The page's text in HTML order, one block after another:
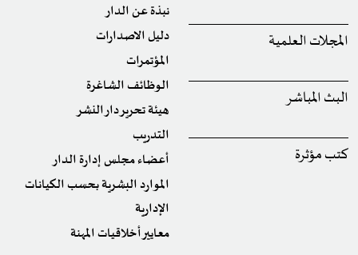
المجلات العلمية
البث المباشر
كتب مؤثرة
نبذة عن الدار
دليل الاصدارات
المؤتمرات
الوظائف الشاغرة
هيئة تحرير دار النشر
التدريب
أعضاء مجلس إدارة الدار
الموارد البشرية بحسب الكيانات
الإدارية
معايير أخلاقيات المهنة